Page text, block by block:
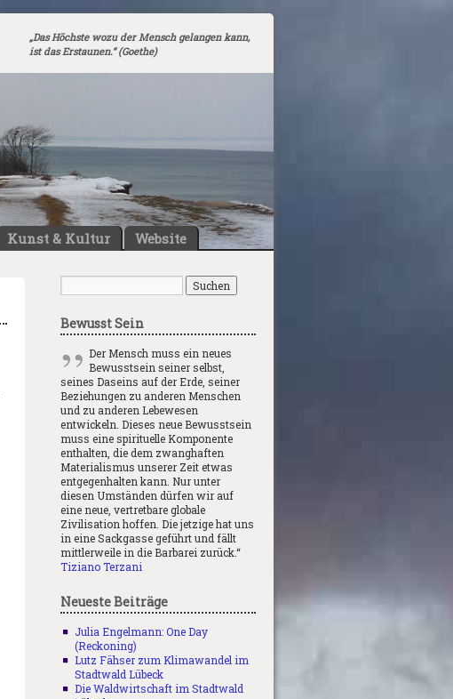
„Das Höchste wozu der Mensch gelangen kann,
ist das Erstaunen.“ (Goethe)
Kunst & Kultur Website
Bewusst Sein
Der Mensch muss ein neues
Bewusstsein seiner selbst,
seines Daseins auf der Erde, seiner
Beziehungen zu anderen Menschen
und zu anderen Lebewesen
entwickeln. Dieses neue Bewusstsein
muss eine spirituelle Komponente
enthalten, die dem zwanghaften
Materialismus unserer Zeit etwas
entgegenhalten kann. Nur unter
diesen Umständen dürfen wir auf
eine neue, vertretbare globale
Zivilisation hoffen. Die jetzige hat uns
in eine Sackgasse geführt und fällt
mittlerweile in die Barbarei zurück.“
Tiziano Terzani
Neueste Beiträge
Julia Engelmann: One Day
(Reckoning)
Lutz Fähser zum Klimawandel im
Stadtwald Lübeck
Die Waldwirtschaft im Stadtwald